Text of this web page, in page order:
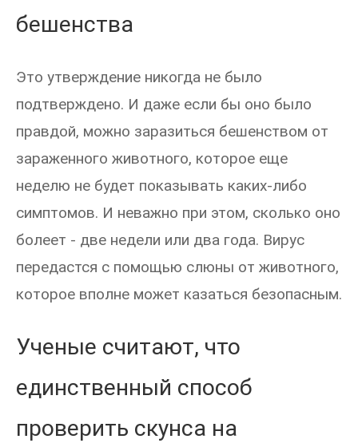
бешенства
Это утверждение никогда не было
подтверждено. И даже если бы оно было
правдой, можно заразиться бешенством от
зараженного животного, которое еще
неделю не будет показывать каких-либо
симптомов. И неважно при этом, сколько оно
болеет - две недели или два года. Вирус
передастся с помощью слюны от животного,
которое вполне может казаться безопасным.
Ученые считают, что
единственный способ
проверить скунса на